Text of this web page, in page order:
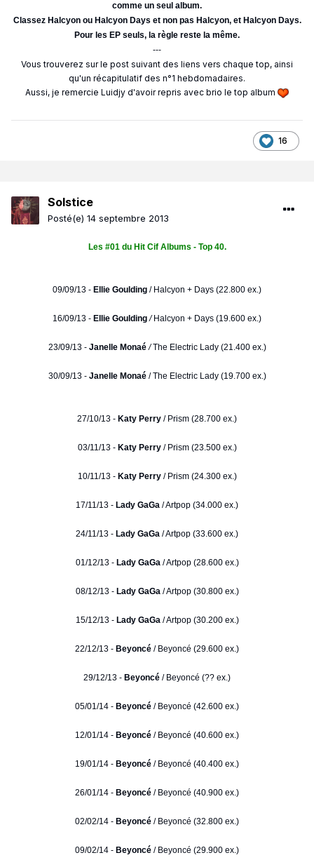
comme un seul album.
Classez Halcyon ou Halcyon Days et non pas Halcyon, et Halcyon Days.
Pour les EP seuls, la règle reste la même.
---
Vous trouverez sur le post suivant des liens vers chaque top, ainsi
qu'un récapitulatif des n°1 hebdomadaires.
Aussi, je remercie Luidjy d'avoir repris avec brio le top album
16
Solstice
Posté(e) 14 septembre 2013
Les #01 du Hit Cif Albums - Top 40.
09/09/13 - Ellie Goulding / Halcyon + Days (22.800 ex.)
16/09/13 - Ellie Goulding /Halcyon + Days (19.600 ex.)
23/09/13 - Janelle Monaé /The Electric Lady (21.400 ex.)
30/09/13 - Janelle Monaé/ The Electric Lady (19.700 ex.)
27/10/13 - Katy Perry / Prism (28.700 ex.)
03/11/13 - Katy Perry/ Prism (23.500 ex.)
10/11/13 - Katy Perry/ Prism (24.300 ex.)
17/11/13 - Lady GaGa / Artpop (34.000 ex.)
24/11/13 - Lady GaGa / Artpop (33.600 ex.)
01/12/13 - Lady GaGa/ Artpop (28.600 ex.)
08/12/13 - Lady GaGa/ Artpop (30.800 ex.)
15/12/13 - Lady GaGa/ Artpop (30.200 ex.)
22/12/13 - Beyoncé / Beyoncé (29.600 ex.)
29/12/13 - Beyoncé / Beyoncé (?? ex.)
05/01/14 - Beyoncé / Beyoncé (42.600 ex.)
12/01/14 - Beyoncé / Beyoncé (40.600 ex.)
19/01/14 - Beyoncé / Beyoncé (40.400 ex.)
26/01/14 - Beyoncé / Beyoncé (40.900 ex.)
02/02/14 - Beyoncé / Beyoncé (32.800 ex.)
09/02/14 - Beyoncé / Beyoncé (29.900 ex.)